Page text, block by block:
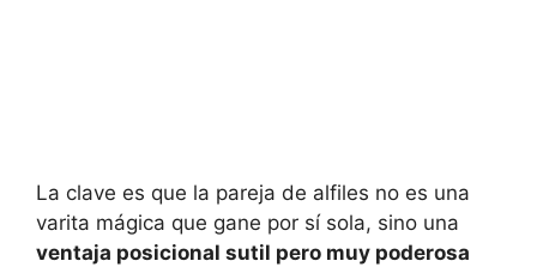
La clave es que la pareja de alfiles no es una
varita mágica que gane por sí sola, sino una
ventaja posicional sutil pero muy poderosa